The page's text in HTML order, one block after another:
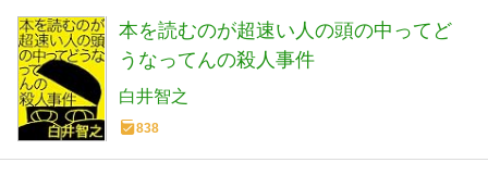
本を読むのが超速い人の頭の中ってど
うなってんの殺人事件
白井智之
838